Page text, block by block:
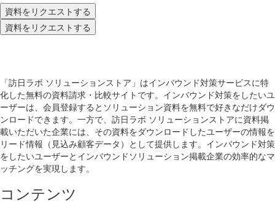
資料をリクエストする
資料をリクエストする
「訪日ラボ ソリューションストア」はインバウンド対策サービスに特
化した無料の資料請求・比較サイトです。インバウンド対策をしたいユ
ーザーは、会員登録するとソリューション資料を無料で好きなだけダウ
ンロードできます。一方で、訪日ラボ ソリューションストアに資料掲
載いただいた企業には、その資料をダウンロードしたユーザーの情報を
リード情報（見込み顧客データ）として提供します。インバウンド対策
をしたいユーザーとインバウンドソリューション掲載企業の効率的なマ
ッチングを実現します。
コンテンツ